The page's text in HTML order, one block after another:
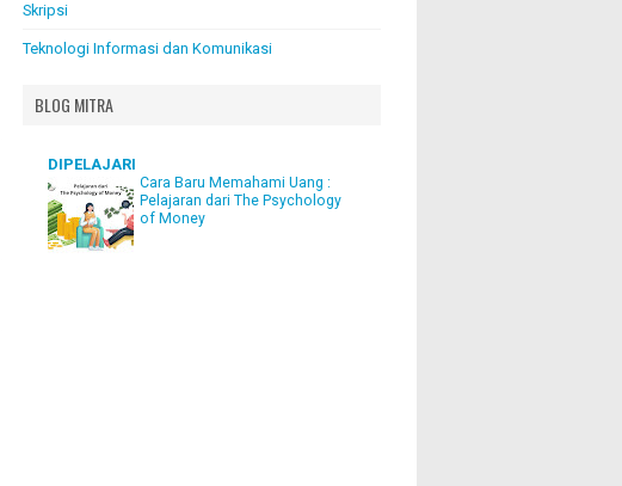
Skripsi
Teknologi Informasi dan Komunikasi
BLOG MITRA
DIPELAJARI
Cara Baru Memahami Uang :
Pelajaran dari The Psychology
of Money